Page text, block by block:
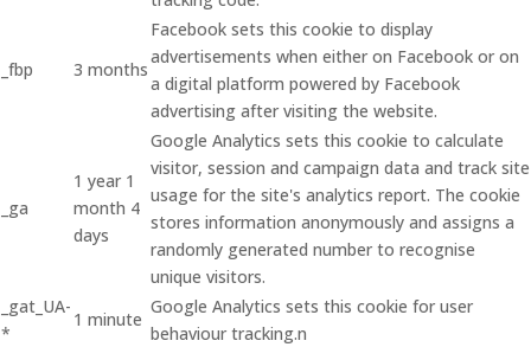
_fbp 3 months
Facebook sets this cookie to display
advertisements when either on Facebook or on
a digital platform powered by Facebook
advertising after visiting the website.
_ga
1 year 1
month 4
days
Google Analytics sets this cookie to calculate
visitor, session and campaign data and track site
usage for the site's analytics report. The cookie
stores information anonymously and assigns a
randomly generated number to recognise
unique visitors.
_gat_UA-
*
1 minute
Google Analytics sets this cookie for user
behaviour tracking.n